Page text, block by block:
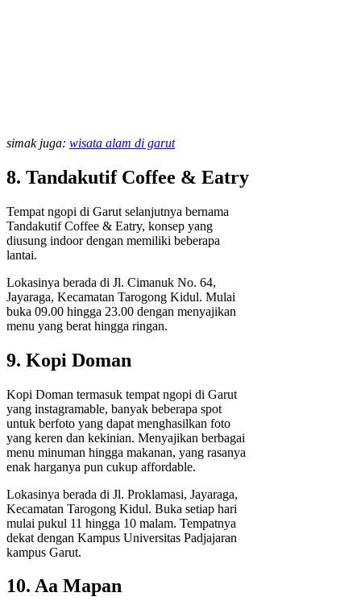
simak juga: wisata alam di garut
8. Tandakutif Coffee & Eatry
Tempat ngopi di Garut selanjutnya bernama
Tandakutif Coffee & Eatry, konsep yang
diusung indoor dengan memiliki beberapa
lantai.
Lokasinya berada di Jl. Cimanuk No. 64,
Jayaraga, Kecamatan Tarogong Kidul. Mulai
buka 09.00 hingga 23.00 dengan menyajikan
menu yang berat hingga ringan.
9. Kopi Doman
Kopi Doman termasuk tempat ngopi di Garut
yang instagramable, banyak beberapa spot
untuk berfoto yang dapat menghasilkan foto
yang keren dan kekinian. Menyajikan berbagai
menu minuman hingga makanan, yang rasanya
enak harganya pun cukup affordable.
Lokasinya berada di Jl. Proklamasi, Jayaraga,
Kecamatan Tarogong Kidul. Buka setiap hari
mulai pukul 11 hingga 10 malam. Tempatnya
dekat dengan Kampus Universitas Padjajaran
kampus Garut.
10. Aa Mapan